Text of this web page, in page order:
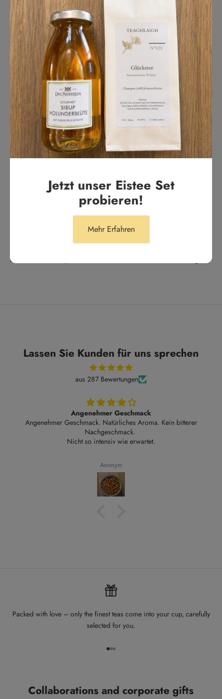
Jetzt unser Eistee Set
probieren!
Mehr Erfahren
Basierend auf 1 Bewertung
1
Bewertung schreiben
Sort by
Auch wenn er ein bisschen teurer ist als ich es eigentlich ausgebe,
kann ich ihn wirklich umso mehr empfehlen! Ich beginne keinen
ich die Kirschnote perfekt finde! Nicht zu viel und nicht zu wenig.
Lassen Sie Kunden für uns sprechen
aus 287 Bewertungen
Angenehmer Geschmack
Angenehmer Geschmack. Natürliches Aroma. Kein bitterer
Nachgeschmack.
Nicht so intensiv wie erwartet.
Anonym
Packed with love – only the finest teas come into your cup, carefully
selected for you.
Go to item 1
Go to item 2
Go to item 3
Collaborations and corporate gifts